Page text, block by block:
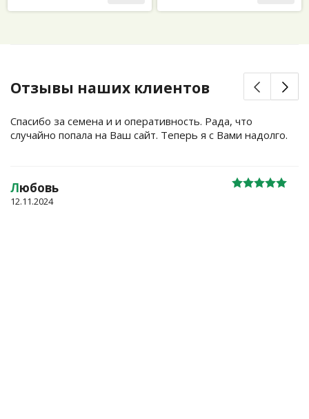
Отзывы наших клиентов
Спасибо за семена и и оперативность. Рада, что
случайно попала на Ваш сайт. Теперь я с Вами надолго.
Любовь
12.11.2024